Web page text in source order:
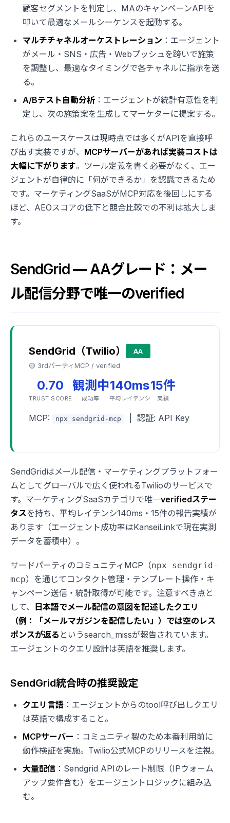
顧客セグメントを判定し、MAのキャンペーンAPIを
叩いて最適なメールシーケンスを起動する。
マルチチャネルオーケストレーション ：エージェント
がメール・SNS・広告・Webプッシュを跨いで施策
を調整し、最適なタイミングで各チャネルに指示を送
る。
A/Bテスト自動分析 ：エージェントが統計有意性を判
定し、次の施策案を生成してマーケターに提案する。
これらのユースケースは現時点では多くがAPIを直接呼
び出す実装ですが、 MCPサーバーがあれば実装コストは
大幅に下がります。ツール定義を書く必要がなく、エー
ジェントが自律的に「何ができるか」を認識できるため
です。マーケティングSaaSがMCP対応を後回しにする
ほど、AEOスコアの低下と競合比較での不利は拡大しま
す。
SendGrid — AAグレード：メー
ル配信分野で唯一のverified
SendGrid（Twilio）
AA
🟡 3rdパーティMCP / verified
0.70
TRUST SCORE
観測中
成功率
140ms
平均レイテンシ
15件
実績
MCP: npx sendgrid-mcp | 認証: API Key
SendGridはメール配信・マーケティングプラットフォー
ムとしてグローバルで広く使われるTwilioのサービスで
す。マーケティングSaaSカテゴリで唯一verifiedステー
タスを持ち、平均レイテンシ140ms・15件の報告実績が
あります（エージェント成功率はKanseiLinkで現在実測
データを蓄積中）。
サードパーティのコミュニティMCP（npx sendgrid-
mcp）を通じてコンタクト管理・テンプレート操作・キ
ャンペーン送信・統計取得が可能です。注意すべき点と
して、
日本語でメール配信の意図を記述したクエリ
（例：「メールマガジンを配信したい」）では空のレス
ポンスが返る というsearch_missが報告されています。
エージェントのクエリ設計は英語を推奨します。
SendGrid統合時の推奨設定
クエリ言語 ：エージェントからのtool呼び出しクエリ
は英語で構成すること。
MCPサーバー ：コミュニティ製のため本番利用前に
動作検証を実施。Twilio公式MCPのリリースを注視。
大量配信 ：Sendgrid APIのレート制限（IPウォーム
アップ要件含む）をエージェントロジックに組み込
む。